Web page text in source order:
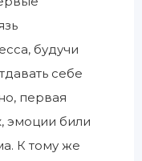
будучи
себе
первая
эмоции били
К тому же